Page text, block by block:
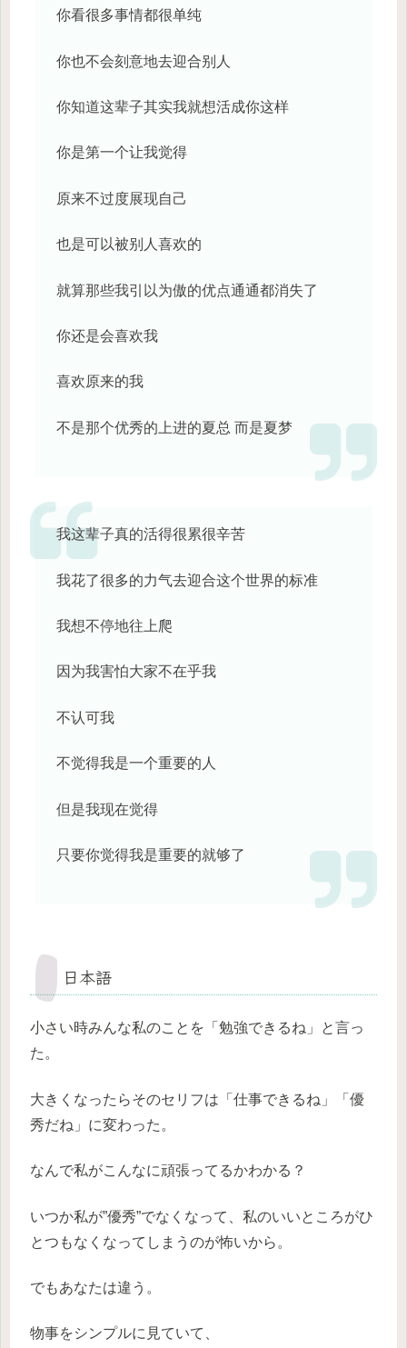
你看很多事情都很单纯
你也不会刻意地去迎合别人
你知道这辈子其实我就想活成你这样
你是第一个让我觉得
原来不过度展现自己
也是可以被别人喜欢的
就算那些我引以为傲的优点通通都消失了
你还是会喜欢我
喜欢原来的我
不是那个优秀的上进的夏总 而是夏梦
我这辈子真的活得很累很辛苦
我花了很多的力气去迎合这个世界的标准
我想不停地往上爬
因为我害怕大家不在乎我
不认可我
不觉得我是一个重要的人
但是我现在觉得
只要你觉得我是重要的就够了
日本語
小さい時みんな私のことを「勉強できるね」と言っ
た。
大きくなったらそのセリフは「仕事できるね」「優
秀だね」に変わった。
なんで私がこんなに頑張ってるかわかる？
いつか私が”優秀”でなくなって、私のいいところがひ
とつもなくなってしまうのが怖いから。
でもあなたは違う。
物事をシンプルに見ていて、